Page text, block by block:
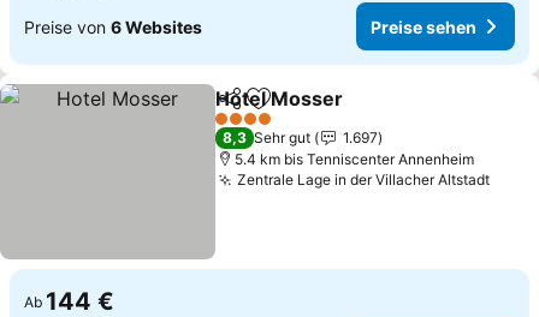
Preise von 6 Websites Preise sehen
TeilenZu Favoriten hinzufügen
Hotel Mosser
4 Sterne
8,3 Sehr gut
1.697
5.4 km bis Tenniscenter Annenheim
Zentrale Lage in der Villacher Altstadt
Ab 144 €